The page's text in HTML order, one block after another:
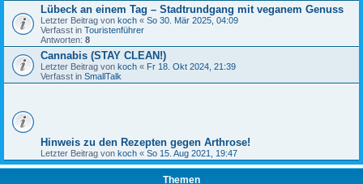
Lübeck an einem Tag – Stadtrundgang mit veganem Genuss
Letzter Beitrag von koch « So 30. Mär 2025, 04:09
Verfasst in Touristenführer
Antworten: 8
Cannabis (STAY CLEAN!)
Letzter Beitrag von koch « Fr 18. Okt 2024, 21:39
Verfasst in SmallTalk
Hinweis zu den Rezepten gegen Arthrose!
Letzter Beitrag von koch « So 15. Aug 2021, 19:47
Themen